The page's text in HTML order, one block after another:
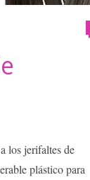
los jerifaltes de
plástico para